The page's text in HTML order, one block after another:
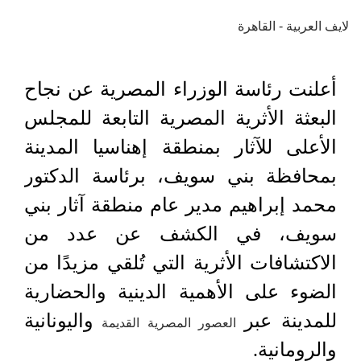
لايف العربية - القاهرة
أعلنت رئاسة الوزراء المصرية عن نجاح
البعثة الأثرية المصرية التابعة للمجلس
الأعلى للآثار بمنطقة إهناسيا المدينة
بمحافظة بني سويف، برئاسة الدكتور
محمد إبراهيم مدير عام منطقة آثار بني
سويف، في الكشف عن عدد من
الاكتشافات الأثرية التي تُلقي مزيدًا من
الضوء على الأهمية الدينية والحضارية
للمدينة عبر
العصور المصرية القديمة
واليونانية
والرومانية.